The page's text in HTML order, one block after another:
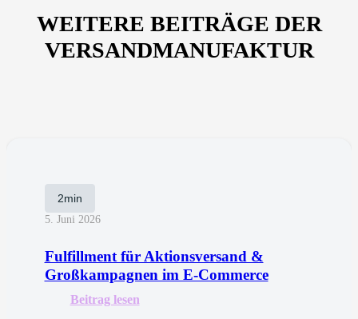
WEITERE BEITRÄGE DER
VERSANDMANUFAKTUR
2min
5. Juni 2026
Fulfillment für Aktionsversand &
Großkampagnen im E-Commerce
Beitrag lesen